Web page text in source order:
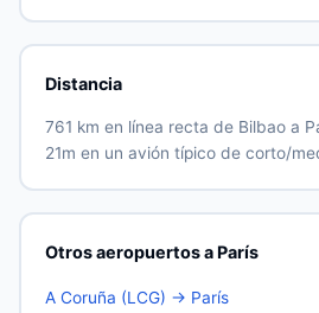
Distancia
761 km en línea recta de Bilbao a
21m en un avión típico de corto/
Otros aeropuertos a París
A Coruña (LCG) → París